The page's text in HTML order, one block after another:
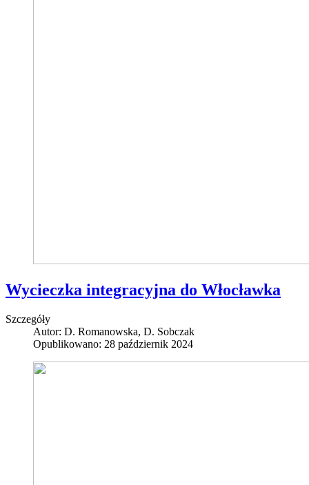
Wycieczka integracyjna do Włocławka
Szczegóły
Autor: D. Romanowska, D. Sobczak
Opublikowano: 28 październik 2024